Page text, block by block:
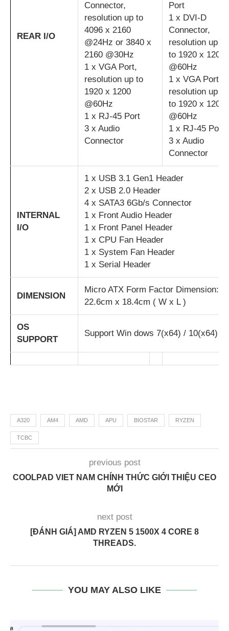
REAR I/O
Connector,
resolution up to
4096 x 2160
@24Hz or 3840 x
2160 @30Hz
1 x VGA Port,
resolution up to
1920 x 1200
@60Hz
1 x RJ-45 Port
3 x Audio
Connector
Port
1 x DVI-D
Connector,
resolution up
to 1920 x 1200
@60Hz
1 x VGA Port,
resolution up
to 1920 x 1200
@60Hz
1 x RJ-45 Port
3 x Audio
Connector
INTERNAL
I/O
1 x USB 3.1 Gen1 Header
2 x USB 2.0 Header
4 x SATA3 6Gb/s Connector
1 x Front Audio Header
1 x Front Panel Header
1 x CPU Fan Header
1 x System Fan Header
1 x Serial Header
DIMENSION
Micro ATX Form Factor Dimension:
22.6cm x 18.4cm ( W x L )
OS
SUPPORT
Support Win dows 7(x64) / 10(x64)
A320 AM4 AMD APU BIOSTAR RYZEN
TCBC
previous post
COOLPAD VIET NAM CHÍNH THỨC GIỚI THIỆU CEO
MỚI
next post
[ĐÁNH GIÁ] AMD RYZEN 5 1500X 4 CORE 8
THREADS.
YOU MAY ALSO LIKE